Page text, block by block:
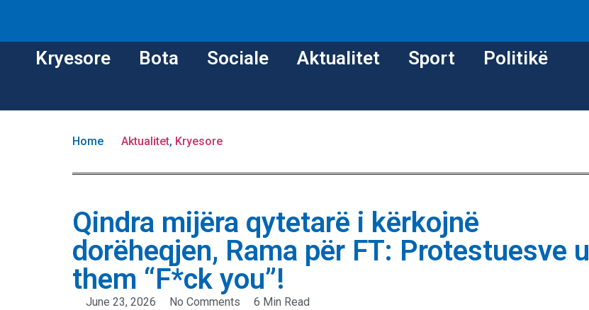
Kryesore Bota Sociale Aktualitet Sport Politikë
Home Aktualitet, Kryesore
Qindra mijëra qytetarë i kërkojnë
dorëheqjen, Rama për FT: Protestuesve u
them “F*ck you”!
June 23, 2026 No Comments 6 Min Read